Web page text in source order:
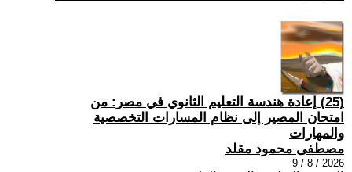
(25) إعادة هندسة التعليم الثانوي في مصر: من
امتحان المصير إلى نظام المسارات التخصصية
والمهارات
مصطفى محمود مقلد
2026 / 8 / 9